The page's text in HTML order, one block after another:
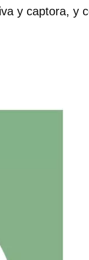
y captora, y